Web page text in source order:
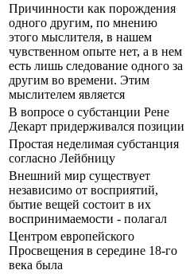
Причинности как порождения
одного другим, по мнению
этого мыслителя, в нашем
чувственном опыте нет, а в нем
есть лишь следование одного за
другим во времени. Этим
мыслителем является
В вопросе о субстанции Рене
Декарт придерживался позиции
Простая неделимая субстанция
согласно Лейбницу
Внешний мир существует
независимо от восприятий,
бытие вещей состоит в их
воспринимаемости - полагал
Центром европейского
Просвещения в середине 18-го
века была